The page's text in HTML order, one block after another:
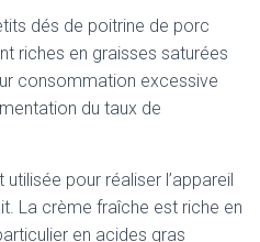
dés de poitrine de porc
riches en graisses saturées
consommation excessive
du taux de
pour réaliser l’appareil
La crème fraîche est riche en
en acides gras